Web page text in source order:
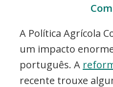
A Política Agrícola
um impacto
português. A
recente trouxe